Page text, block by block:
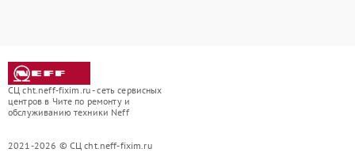
СЦ cht.neff-fixim.ru - сеть сервисных
центров в Чите по ремонту и
обслуживанию техники Neff
2021-2026 © СЦ cht.neff-fixim.ru